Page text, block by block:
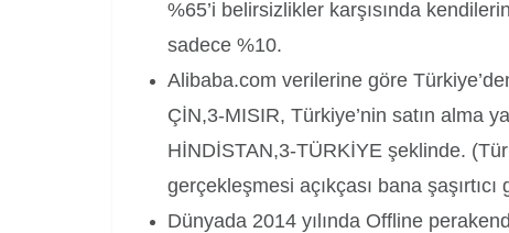
%65’i belirsizlikler karşısında
sadece %10.
Alibaba.com verilerine göre
ÇİN,3-MISIR, Türkiye’nin satın alma
HİNDİSTAN,3-TÜRKİYE şeklinde.
gerçekleşmesi açıkçası bana şaşırtıcı
Dünyada 2014 yılında Offline